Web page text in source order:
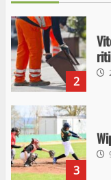
2
3